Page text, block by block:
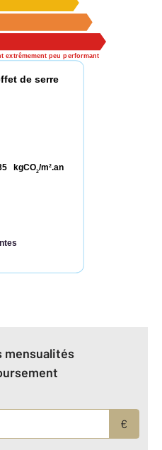
extrêmement peu performant
de serre
kgCO2/m2.an
mensualités
€